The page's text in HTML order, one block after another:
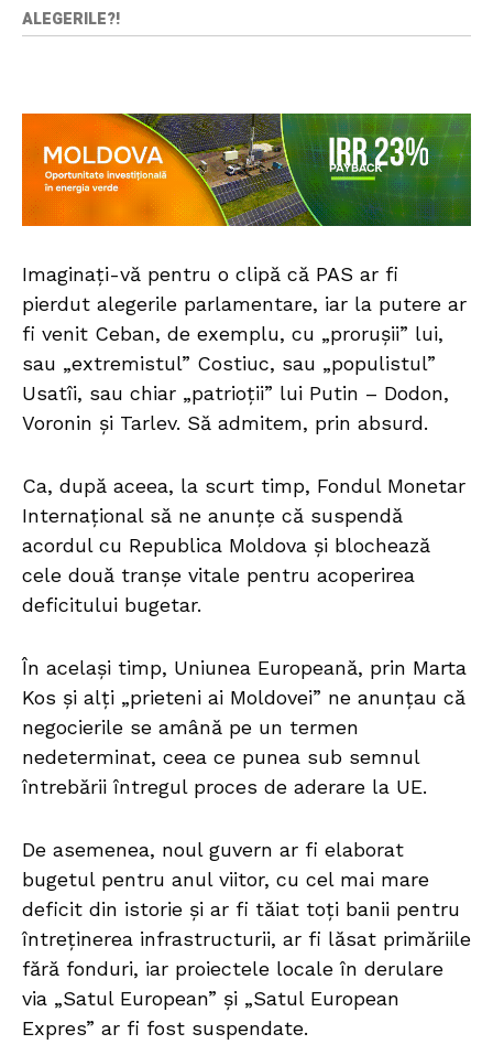
ALEGERILE?!
Imaginați-vă pentru o clipă că PAS ar fi
pierdut alegerile parlamentare, iar la putere ar
fi venit Ceban, de exemplu, cu „prorușii” lui,
sau „extremistul” Costiuc, sau „populistul”
Usatîi, sau chiar „patrioții” lui Putin – Dodon,
Voronin și Tarlev. Să admitem, prin absurd.
Ca, după aceea, la scurt timp, Fondul Monetar
Internațional să ne anunțe că suspendă
acordul cu Republica Moldova și blochează
cele două tranșe vitale pentru acoperirea
deficitului bugetar.
În același timp, Uniunea Europeană, prin Marta
Kos și alți „prieteni ai Moldovei” ne anunțau că
negocierile se amână pe un termen
nedeterminat, ceea ce punea sub semnul
întrebării întregul proces de aderare la UE.
De asemenea, noul guvern ar fi elaborat
bugetul pentru anul viitor, cu cel mai mare
deficit din istorie și ar fi tăiat toți banii pentru
întreținerea infrastructurii, ar fi lăsat primăriile
fără fonduri, iar proiectele locale în derulare
via „Satul European” și „Satul European
Expres” ar fi fost suspendate.